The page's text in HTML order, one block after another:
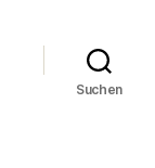
Suchen